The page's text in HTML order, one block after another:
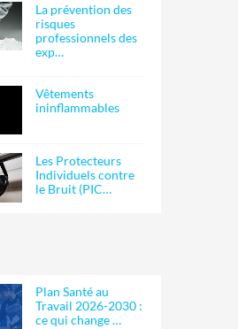
La prévention des
risques
professionnels des
exp…
Vêtements
ininflammables
Les Protecteurs
Individuels contre
le Bruit (PIC…
Plan Santé au
Travail 2026-2030 :
ce qui change …